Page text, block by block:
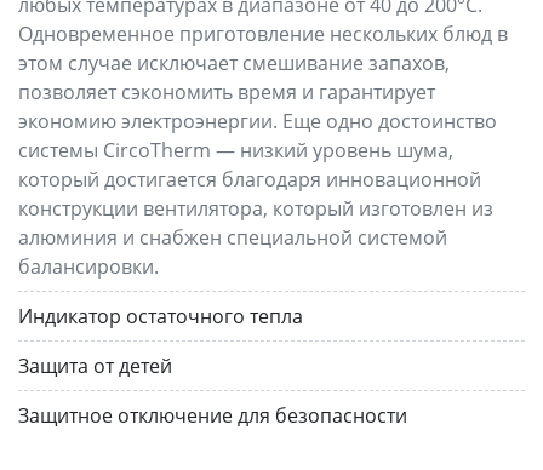
Одновременное приготовление нескольких блюд в
этом случае исключает смешивание запахов,
позволяет сэкономить время и гарантирует
экономию электроэнергии. Еще одно достоинство
системы CircoTherm — низкий уровень шума,
который достигается благодаря инновационной
конструкции вентилятора, который изготовлен из
алюминия и снабжен специальной системой
балансировки.
Индикатор остаточного тепла
Защита от детей
Защитное отключение для безопасности